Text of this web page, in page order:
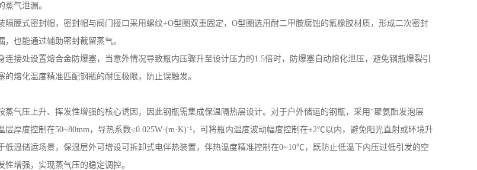
气泄漏。
隔膜式密封帽，密封帽与阀门接口采用螺纹+O型圈双重固定， O型圈选用耐二甲胺腐蚀的氟橡胶材质，形成二次密封
也能通过辅助密封截留蒸气。
连接处设置熔合金防爆塞，当意外情况导致瓶内压骤升至设计压力的1.5倍时，防爆塞自动熔化泄压，避免钢瓶爆裂引
熔化温度精准匹配钢瓶的耐压极限，防止误触发。
蒸气压上升、挥发性增强的核心诱因，因此钢瓶需集成保温隔热层设计。对于户外储运的钢瓶，采用“聚氨酯发泡层
层厚度控制在50~80mm ，导热系数≤0.025W·(m·K)⁻¹，可将瓶内温度波动幅度控制在±2℃以内，避免阳光直射或环境升
低温储运场景，保温层外可增设可拆卸式电伴热装置，伴热温度精准控制在0~10℃，既防止低温下内压过低引发的空
增强，实现蒸气压的稳定调控。